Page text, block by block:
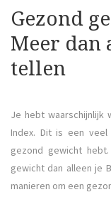
Gezond
Meer dan
tellen
Je hebt waarschijnlijk
Index. Dit is een
gezond gewicht
gewicht dan alleen je
manieren om een